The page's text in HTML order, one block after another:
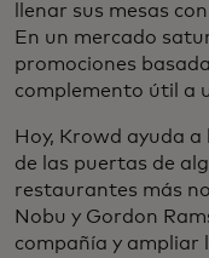
llenar sus mesas
En un mercado
promociones
complemento útil a
Hoy, Krowd ayuda
de las puertas de
restaurantes más
Nobu y Gordon
compañía y ampliar